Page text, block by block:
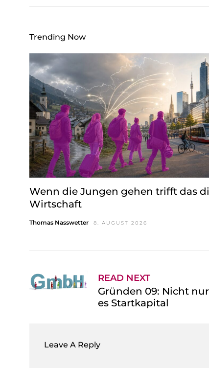
Trending Now
Wenn die Jungen gehen trifft das
Wirtschaft
Thomas Nasswetter 8. AUGUST 2026
READ NEXT
Gründen 09: Nicht
es Startkapital
Leave A Reply